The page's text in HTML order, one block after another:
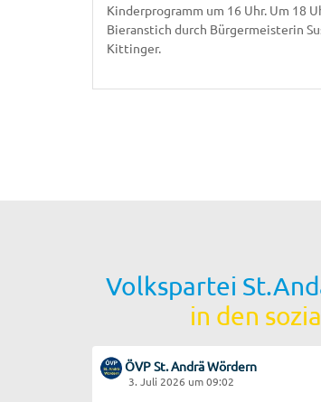
Kinderprogramm um 16 Uhr. Um 18
Bieranstich durch Bürgermeisterin
Kittinger.
Volkspartei
in den
ÖVP St. Andrä Wördern
3. Juli 2026 um 09:02